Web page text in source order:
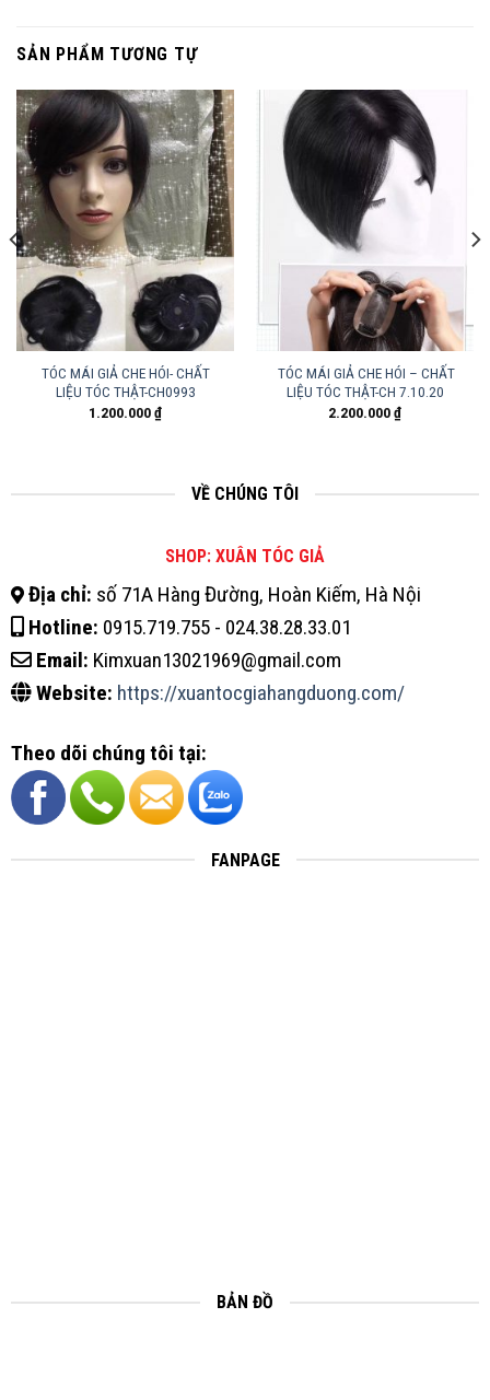
SẢN PHẨM TƯƠNG TỰ
TÓC MÁI GIẢ CHE HÓI- CHẤT
LIỆU TÓC THẬT-CH0993
1.200.000₫
TÓC MÁI GIẢ CHE HÓI – CHẤT
LIỆU TÓC THẬT-CH 7.10.20
2.200.000₫
VỀ CHÚNG TÔI
SHOP: XUÂN TÓC GIẢ
Địa chỉ: số 71A Hàng Đường, Hoàn Kiếm, Hà Nội
Hotline: 0915.719.755 - 024.38.28.33.01
Email: Kimxuan13021969@gmail.com
Website: https://xuantocgiahangduong.com/
Theo dõi chúng tôi tại:
FANPAGE
BẢN ĐỒ